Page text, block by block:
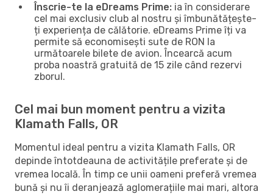
Înscrie-te la eDreams Prime: ia în considerare
cel mai exclusiv club al nostru și îmbunătățește-
ți experiența de călătorie. eDreams Prime îți va
permite să economisești sute de RON la
următoarele bilete de avion. Încearcă acum
proba noastră gratuită de 15 zile când rezervi
zborul.
Cel mai bun moment pentru a vizita
Klamath Falls, OR
Momentul ideal pentru a vizita Klamath Falls, OR
depinde întotdeauna de activitățile preferate și de
vremea locală. În timp ce unii oameni preferă vremea
bună și nu îi deranjează aglomerațiile mai mari, altora